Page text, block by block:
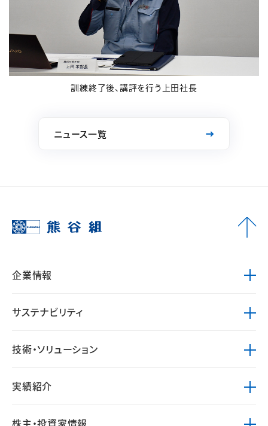
訓練終了後、講評を行う上田社長
ニュース一覧
企業情報
サステナビリティ
技術・ソリューション
実績紹介